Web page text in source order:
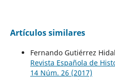
Artículos similares
Fernando Gutiérrez
Revista Española de
14 Núm. 26 (2017)